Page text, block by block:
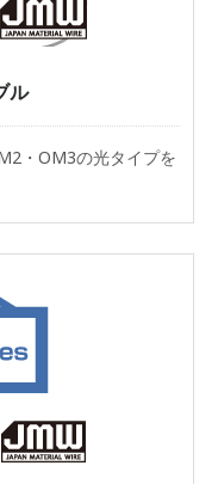
ル
・OM3の光タイプを